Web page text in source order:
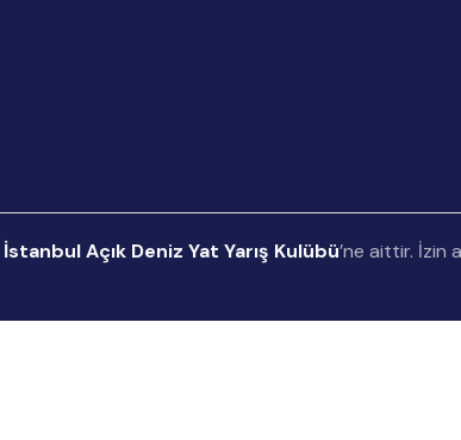
İstanbul Açık Deniz Yat Yarış Kulübü’ne aittir. İzin